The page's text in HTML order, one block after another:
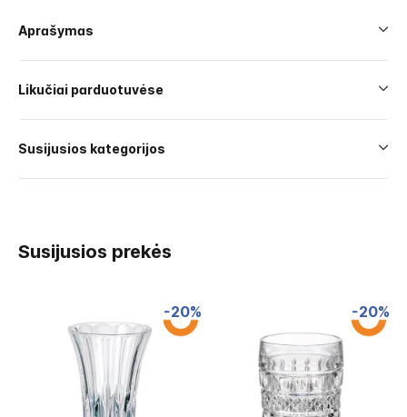
Aprašymas
Likučiai parduotuvėse
Susijusios kategorijos
Susijusios prekės
-20% -20%